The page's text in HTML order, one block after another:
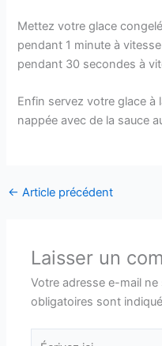
Mettez votre glace
pendant 1 minute à
pendant 30 secondes à
Enfin servez votre glace à
nappée avec de la sauce
← Article précédent
Laisser un
Votre adresse e-mail ne
obligatoires sont
Écrivez